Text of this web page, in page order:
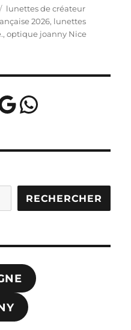
le
Étiquettes
lunettes de créateur
2026, lunettes
,optique joanny Nice
WhatsApp
RECHERCHER